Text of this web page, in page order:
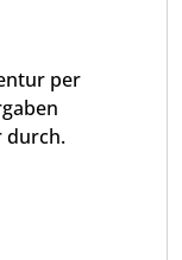
per
durch.